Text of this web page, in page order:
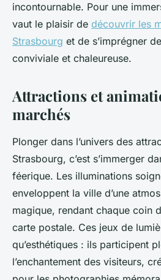
incontournable. Pour une
vaut le plaisir de découvrir les
Strasbourg et de s’imprégner
conviviale et chaleureuse.
Attractions et
marchés
Plonger dans l’univers des
Strasbourg, c’est s’immerger
féerique. Les illuminations
enveloppent la ville d’une
magique, rendant chaque coin
carte postale. Ces jeux de
qu’esthétiques : ils participent
l’enchantement des visiteurs,